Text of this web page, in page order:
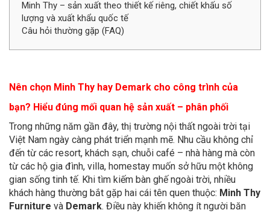
Minh Thy – sản xuất theo thiết kế riêng, chiết khấu số
lượng và xuất khẩu quốc tế
Câu hỏi thường gặp (FAQ)
Nên chọn Minh Thy hay Demark cho công trình của
bạn? Hiểu đúng mối quan hệ sản xuất – phân phối
Trong những năm gần đây, thị trường nội thất ngoài trời tại
Việt Nam ngày càng phát triển mạnh mẽ. Nhu cầu không chỉ
đến từ các resort, khách sạn, chuỗi café – nhà hàng mà còn
từ các hộ gia đình, villa, homestay muốn sở hữu một không
gian sống tinh tế. Khi tìm kiếm bàn ghế ngoài trời, nhiều
khách hàng thường bắt gặp hai cái tên quen thuộc: Minh Thy
Furniture và Demark. Điều này khiến không ít người băn